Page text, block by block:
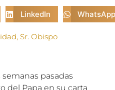
LinkedIn WhatsApp
, Sr. Obispo
pasadas
del Papa en su carta